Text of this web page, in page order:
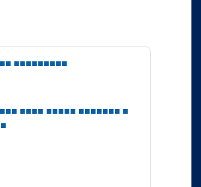
■■ ■■■■■■■■■
■■■ ■■■■ ■■■■■ ■■■■■■■ ■
■